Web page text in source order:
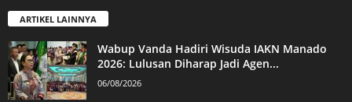
ARTIKEL LAINNYA
Wabup Vanda Hadiri Wisuda IAKN Manado
2026: Lulusan Diharap Jadi Agen...
06/08/2026